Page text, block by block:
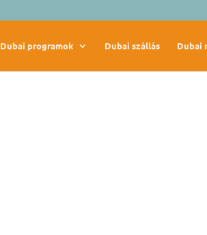
Dubai programok Dubai szállás Dubai